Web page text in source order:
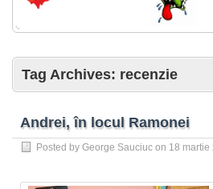
Tag Archives: recenzie
Andrei, în locul Ramonei
Posted by George Sauciuc on 18 martie